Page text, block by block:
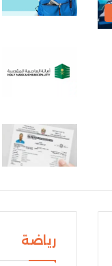
رياضة